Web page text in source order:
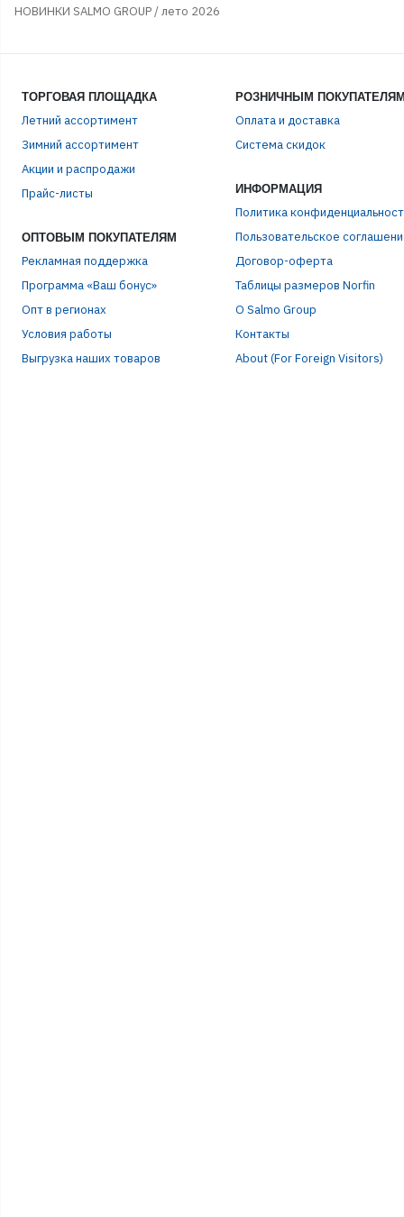
НОВИНКИ SALMO GROUP / лето 2026
ТОРГОВАЯ ПЛОЩАДКА
Летний ассортимент
Зимний ассортимент
Акции и распродажи
Прайс-листы
ОПТОВЫМ ПОКУПАТЕЛЯМ
Рекламная поддержка
Программа «Ваш бонус»
Опт в регионах
Условия работы
Выгрузка наших товаров
РОЗНИЧНЫМ
Оплата и доставка
Система скидок
ИНФОРМАЦИЯ
Политика
Пользовательское
Договор-оферта
Таблицы размеров Norfin
О Salmo Group
Контакты
About (For Foreign Visitors)